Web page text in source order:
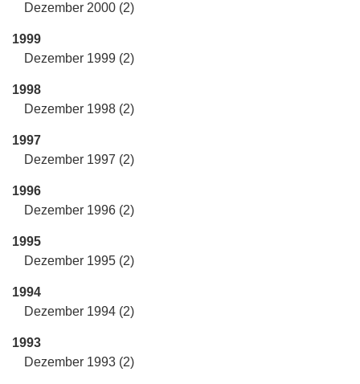
Dezember 2000 (2)
1999
Dezember 1999 (2)
1998
Dezember 1998 (2)
1997
Dezember 1997 (2)
1996
Dezember 1996 (2)
1995
Dezember 1995 (2)
1994
Dezember 1994 (2)
1993
Dezember 1993 (2)